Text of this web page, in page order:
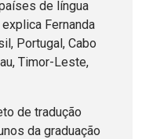
de língua
Fernanda
Portugal, Cabo
Timor-Leste,
de tradução
da graduação